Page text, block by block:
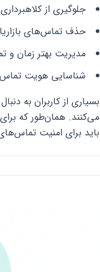
جلوگیری از
حذف تماس‌های
مدیریت بهتر زمان و
شناسایی هویت
بسیاری از کاربران به
می‌کنند. همان‌طور که
باید برای امنیت